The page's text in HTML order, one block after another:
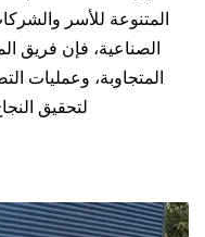
المتنوعة للأسر
الصناعية، فإن فريق
المتجاوبة، وعمليات
لتحقيق